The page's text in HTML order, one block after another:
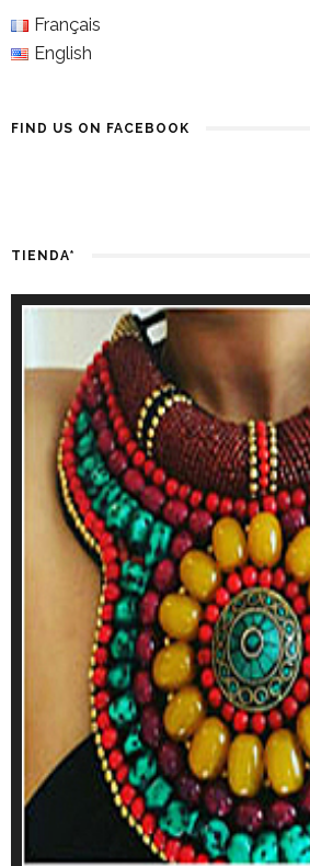
Français
English
FIND US ON FACEBOOK
TIENDA*